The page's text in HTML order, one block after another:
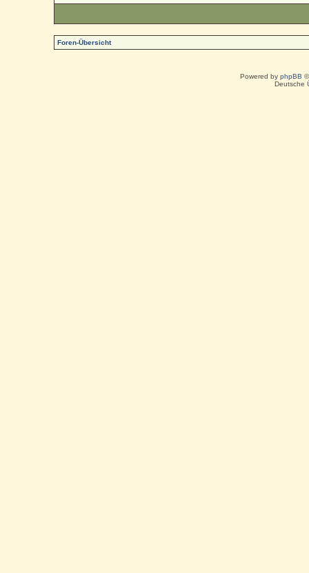
Foren-Übersicht
Powered by phpBB
Deutsche